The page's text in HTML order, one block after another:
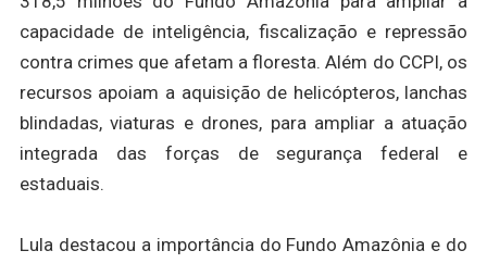
capacidade de inteligência, fiscalização e repressão
contra crimes que afetam a floresta. Além do CCPI, os
recursos apoiam a aquisição de helicópteros, lanchas
blindadas, viaturas e drones, para ampliar a atuação
integrada das forças de segurança federal e
estaduais.
Lula destacou a importância do Fundo Amazônia e do